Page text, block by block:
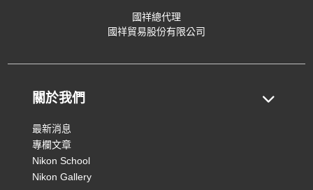
國祥總代理
國祥貿易股份有限公司
關於我們
最新消息
專欄文章
Nikon School
Nikon Gallery